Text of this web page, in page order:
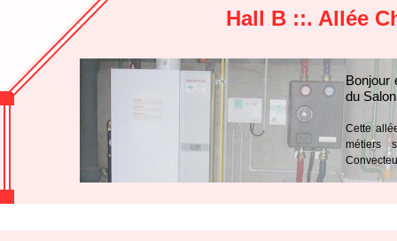
Hall B ::. Allée
Bonjour
du
Cette
métiers